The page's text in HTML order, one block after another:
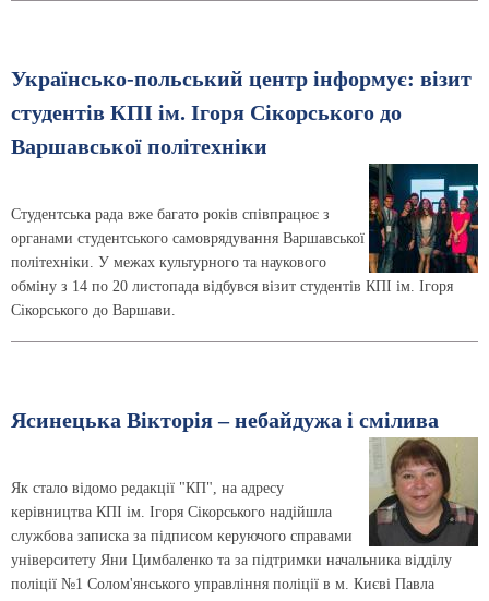
Українсько-польський центр інформує: візит
студентів КПІ ім. Ігоря Сікорського до
Варшавської політехніки
Студентська рада вже багато років співпрацює з
органами студентського самоврядування Варшавської
політехніки. У межах культурного та наукового
обміну з 14 по 20 листопада відбувся візит студентів КПІ ім. Ігоря
Сікорського до Варшави.
Ясинецька Вікторія – небайдужа і смілива
Як стало відомо редакції "КП", на адресу
керівництва КПІ ім. Ігоря Сікорського надійшла
службова записка за підписом керуючого справами
університету Яни Цимбаленко та за підтримки начальника відділу
поліції №1 Солом'янського управління поліції в м. Києві Павла